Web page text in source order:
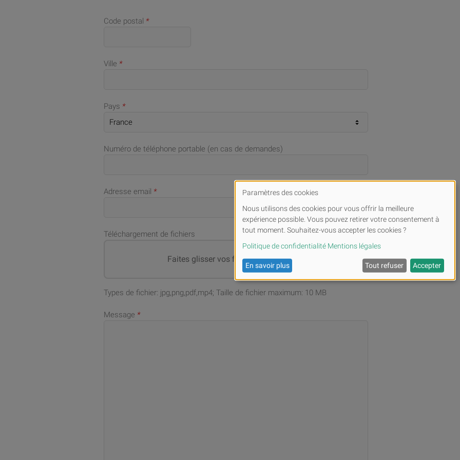
Code postal *
Ville *
Pays *
Numéro de téléphone portable (en cas de demandes)
Adresse email *
Téléchargement de fichiers
Faites glisser vos fichiers ouParcourir
Types de fichier: jpg,png,pdf,mp4; Taille de fichier maximum: 10 MB
Message *